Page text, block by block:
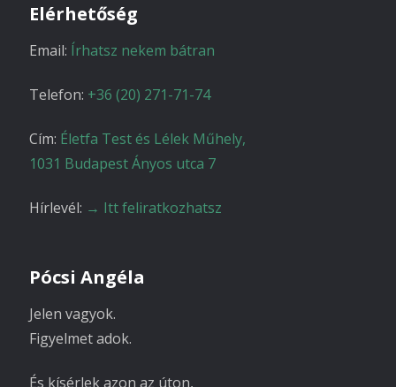
Elérhetőség
Email: Írhatsz nekem bátran
Telefon: +36 (20) 271-71-74
Cím: Életfa Test és Lélek Műhely,
1031 Budapest Ányos utca 7
Hírlevél: → Itt feliratkozhatsz
Pócsi Angéla
Jelen vagyok.
Figyelmet adok.
És kísérlek azon az úton,